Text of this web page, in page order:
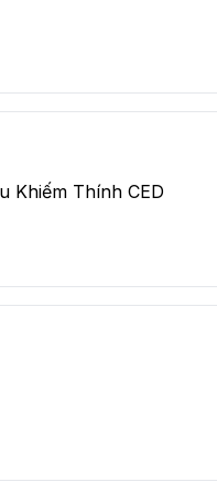
Khiếm Thính CED